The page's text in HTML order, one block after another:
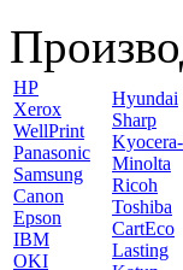
HP
Xerox
WellPrint
Panasonic
Samsung
Canon
Epson
IBM
OKI
Hyundai
Sharp
Minolta
Ricoh
Toshiba
CartEco
Lasting